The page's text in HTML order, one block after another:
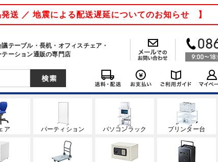
送 ／ 地震による配送遅延についてのお知らせ 】
テーブル・長机・オフィスチェア・
ーション通販の専門店
ア パーティション パソコンラック プリンター台